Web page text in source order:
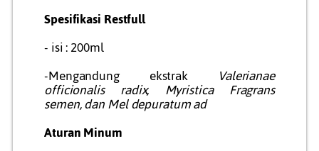
Spesifikasi Restfull
- isi : 200ml
-Mengandung ekstrak Valerianae
officionalis radix, Myristica Fragrans
semen, dan Mel depuratum ad
Aturan Minum